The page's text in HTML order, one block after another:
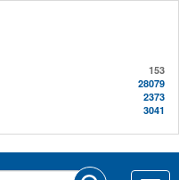
153
28079
2373
3041